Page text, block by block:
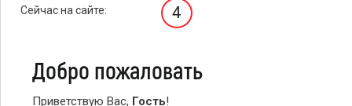
Сейчас на сайте: 4
Добро пожаловать
Приветствую Вас, Гость!